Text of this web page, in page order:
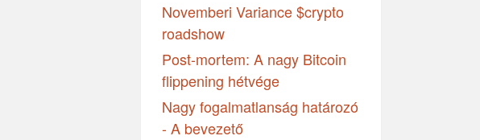
Novemberi Variance $crypto
roadshow
Post-mortem: A nagy Bitcoin
flippening hétvége
Nagy fogalmatlanság határozó
- A bevezető